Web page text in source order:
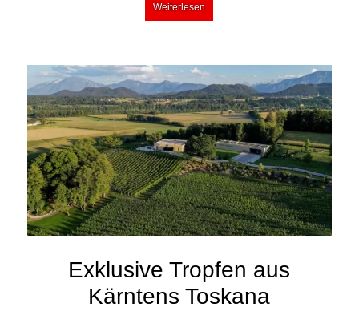
Weiterlesen
Exklusive Tropfen aus
Kärntens Toskana